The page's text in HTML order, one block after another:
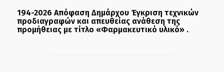
194-2026 Απόφαση Δημάρχου Έγκριση τεχνικών
προδιαγραφών και απευθείας ανάθεση της
προμήθειας με τίτλο «Φαρμακευτικό υλικό» .